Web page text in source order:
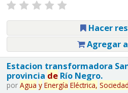
Hacer
Agregar
Estacion transformadora
provincia deRío Negro.
por Agua y Energía Eléctrica, Sociedad